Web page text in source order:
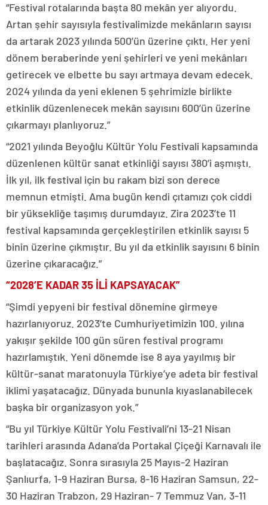
“Festival rotalarında başta 80 mekân yer alıyordu.
Artan şehir sayısıyla festivalimizde mekânların sayısı
da artarak 2023 yılında 500’ün üzerine çıktı. Her yeni
dönem beraberinde yeni şehirleri ve yeni mekânları
getirecek ve elbette bu sayı artmaya devam edecek.
2024 yılında da yeni eklenen 5 şehrimizle birlikte
etkinlik düzenlenecek mekân sayısını 600’ün üzerine
çıkarmayı planlıyoruz.”
“2021 yılında Beyoğlu Kültür Yolu Festivali kapsamında
düzenlenen kültür sanat etkinliği sayısı 380’i aşmıştı.
İlk yıl, ilk festival için bu rakam bizi son derece
memnun etmişti. Ama bugün kendi çıtamızı çok ciddi
bir yüksekliğe taşımış durumdayız. Zira 2023’te 11
festival kapsamında gerçekleştirilen etkinlik sayısı 5
binin üzerine çıkmıştır. Bu yıl da etkinlik sayısını 6 binin
üzerine çıkaracağız.”
“2028’E KADAR 35 İLİ KAPSAYACAK”
“Şimdi yepyeni bir festival dönemine girmeye
hazırlanıyoruz. 2023’te Cumhuriyetimizin 100. yılına
yakışır şekilde 100 gün süren festival programı
hazırlamıştık. Yeni dönemde ise 8 aya yayılmış bir
kültür-sanat maratonuyla Türkiye’ye adeta bir festival
iklimi yaşatacağız. Dünyada bununla kıyaslanabilecek
başka bir organizasyon yok.”
“Bu yıl Türkiye Kültür Yolu Festivali’ni 13-21 Nisan
tarihleri arasında Adana’da Portakal Çiçeği Karnavalı ile
başlatacağız. Sonra sırasıyla 25 Mayıs-2 Haziran
Şanlıurfa, 1-9 Haziran Bursa, 8-16 Haziran Samsun, 22-
30 Haziran Trabzon, 29 Haziran- 7 Temmuz Van, 3-11